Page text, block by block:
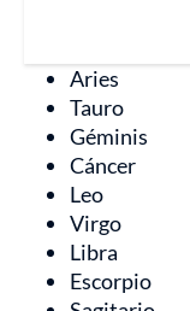
Aries
Tauro
Géminis
Cáncer
Leo
Virgo
Libra
Escorpio